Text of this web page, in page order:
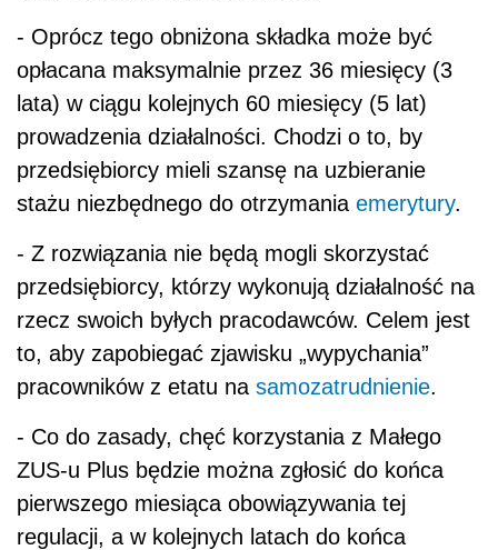
- Oprócz tego obniżona składka może być
opłacana maksymalnie przez 36 miesięcy (3
lata) w ciągu kolejnych 60 miesięcy (5 lat)
prowadzenia działalności. Chodzi o to, by
przedsiębiorcy mieli szansę na uzbieranie
stażu niezbędnego do otrzymania emerytury.
- Z rozwiązania nie będą mogli skorzystać
przedsiębiorcy, którzy wykonują działalność na
rzecz swoich byłych pracodawców. Celem jest
to, aby zapobiegać zjawisku „wypychania”
pracowników z etatu na samozatrudnienie.
- Co do zasady, chęć korzystania z Małego
ZUS-u Plus będzie można zgłosić do końca
pierwszego miesiąca obowiązywania tej
regulacji, a w kolejnych latach do końca